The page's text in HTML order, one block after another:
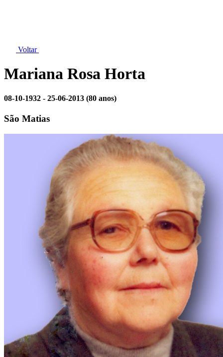
Voltar
Mariana Rosa Horta
08-10-1932 - 25-06-2013 (80 anos)
São Matias